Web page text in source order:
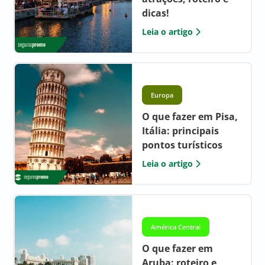
dicas!
Leia o artigo
Europa
O que fazer em Pisa,
Itália: principais
pontos turísticos
Leia o artigo
América Central
O que fazer em